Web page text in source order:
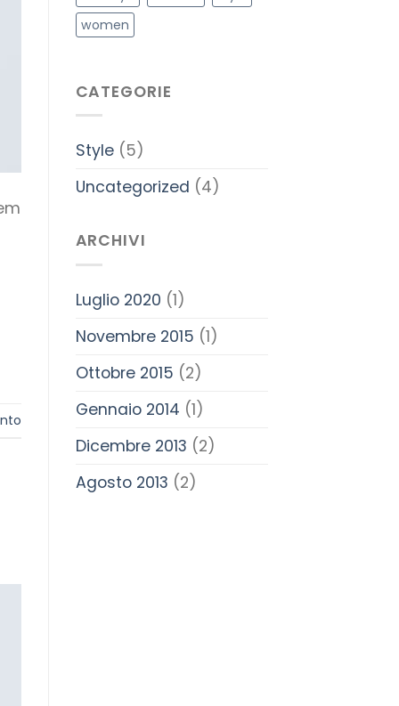
women
CATEGORIE
Style(5)
Uncategorized (4)
ARCHIVI
Luglio 2020 (1)
Novembre 2015 (1)
Ottobre 2015 (2)
Gennaio 2014 (1)
Dicembre 2013 (2)
Agosto 2013 (2)